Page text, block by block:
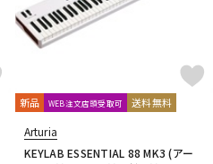
新品 WEB注文店頭受取可 送料無料
Arturia
KEYLAB ESSENTIAL 88 MK3 (アー